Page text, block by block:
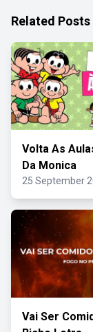
Related Posts
Volta As
Da Monica
25 September
Vai Ser